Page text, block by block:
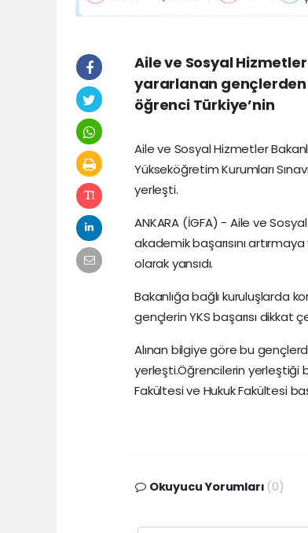
Aile ve Sosyal
yararlanan gençlerden
öğrenci Türkiye’nin
Aile ve Sosyal Hizmetler
Yükseköğretim Kurumları
yerleşti.
ANKARA (İGFA) - Aile ve
akademik başarısını
olarak yansıdı.
Bakanlığa bağlı kuruluşlarda
gençlerin YKS başarısı dikkat
Alınan bilgiye göre bu
yerleşti.Öğrencilerin yerleştiği
Fakültesi ve Hukuk Fakültesi
Okuyucu Yorumları (0)